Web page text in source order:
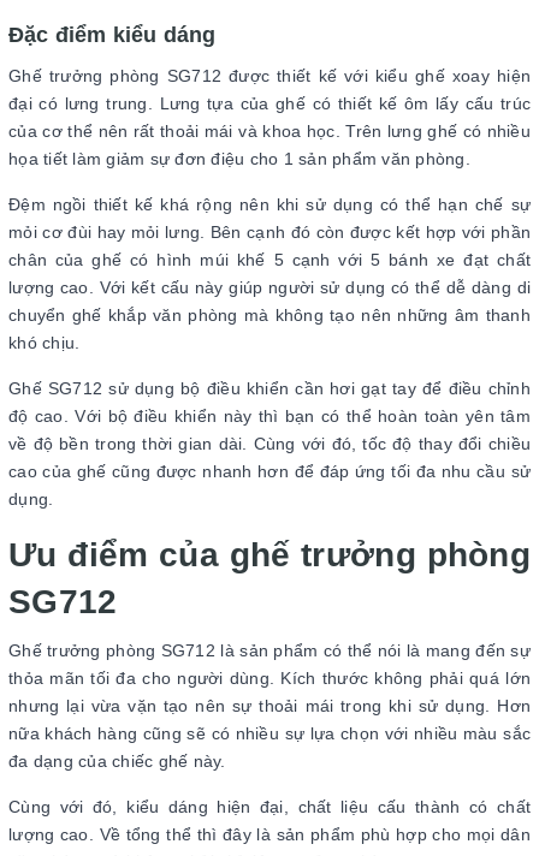
Đặc điểm kiểu dáng
Ghế trưởng phòng SG712 được thiết kế với kiểu ghế xoay hiện
đại có lưng trung. Lưng tựa của ghế có thiết kế ôm lấy cấu trúc
của cơ thể nên rất thoải mái và khoa học. Trên lưng ghế có nhiều
họa tiết làm giảm sự đơn điệu cho 1 sản phẩm văn phòng.
Đệm ngồi thiết kế khá rộng nên khi sử dụng có thể hạn chế sự
mỏi cơ đùi hay mỏi lưng. Bên cạnh đó còn được kết hợp với phần
chân của ghế có hình múi khế 5 cạnh với 5 bánh xe đạt chất
lượng cao. Với kết cấu này giúp người sử dụng có thể dễ dàng di
chuyển ghế khắp văn phòng mà không tạo nên những âm thanh
khó chịu.
Ghế SG712 sử dụng bộ điều khiển cần hơi gạt tay để điều chỉnh
độ cao. Với bộ điều khiển này thì bạn có thể hoàn toàn yên tâm
về độ bền trong thời gian dài. Cùng với đó, tốc độ thay đổi chiều
cao của ghế cũng được nhanh hơn để đáp ứng tối đa nhu cầu sử
dụng.
Ưu điểm của ghế trưởng phòng
SG712
Ghế trưởng phòng SG712 là sản phẩm có thể nói là mang đến sự
thỏa mãn tối đa cho người dùng. Kích thước không phải quá lớn
nhưng lại vừa vặn tạo nên sự thoải mái trong khi sử dụng. Hơn
nữa khách hàng cũng sẽ có nhiều sự lựa chọn với nhiều màu sắc
đa dạng của chiếc ghế này.
Cùng với đó, kiểu dáng hiện đại, chất liệu cấu thành có chất
lượng cao. Về tổng thể thì đây là sản phẩm phù hợp cho mọi dân